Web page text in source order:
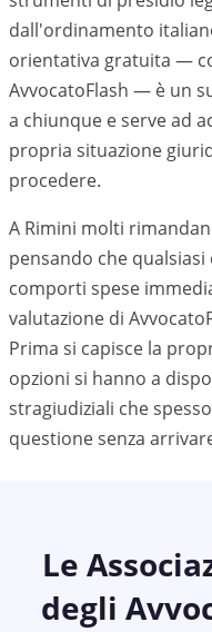
dall'ordinamento
orientativa gratuita —
AvvocatoFlash — è un
a chiunque e serve ad
propria situazione
procedere.
A Rimini molti
pensando che
comporti spese
valutazione di
Prima si capisce la
opzioni si hanno a
stragiudiziali che
questione senza
Le
degli